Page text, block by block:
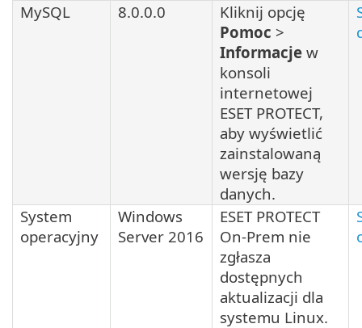
MySQL 8.0.0.0
Kliknij opcję
Pomoc >
Informacje w
konsoli
internetowej
ESET PROTECT,
aby wyświetlić
zainstalowaną
wersję bazy
danych.
System
operacyjny
Windows
Server 2016
ESET PROTECT
On-Prem nie
zgłasza
dostępnych
aktualizacji dla
systemu Linux.